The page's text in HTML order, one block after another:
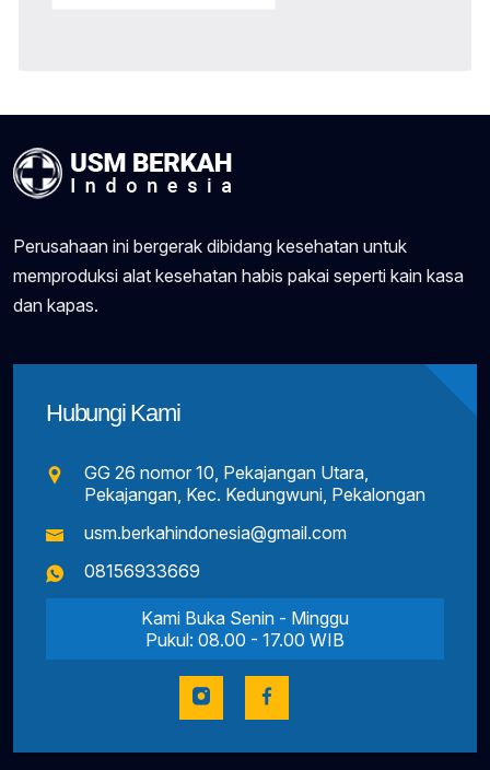
Perusahaan ini bergerak dibidang kesehatan untuk
memproduksi alat kesehatan habis pakai seperti kain kasa
dan kapas.
Hubungi Kami
GG 26 nomor 10, Pekajangan Utara,
Pekajangan, Kec. Kedungwuni, Pekalongan
usm.berkahindonesia@gmail.com
08156933669
Kami Buka Senin - Minggu
Pukul: 08.00 - 17.00 WIB